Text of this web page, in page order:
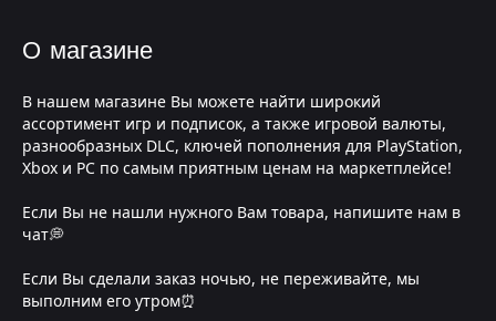
О магазине
В нашем магазине Вы можете найти широкий
ассортимент игр и подписок, а также игровой валюты,
разнообразных DLC, ключей пополнения для PlayStation,
Xbox и PC по самым приятным ценам на маркетплейсе!
Если Вы не нашли нужного Вам товара, напишите нам в
чат💭
Если Вы сделали заказ ночью, не переживайте, мы
выполним его утром⏰